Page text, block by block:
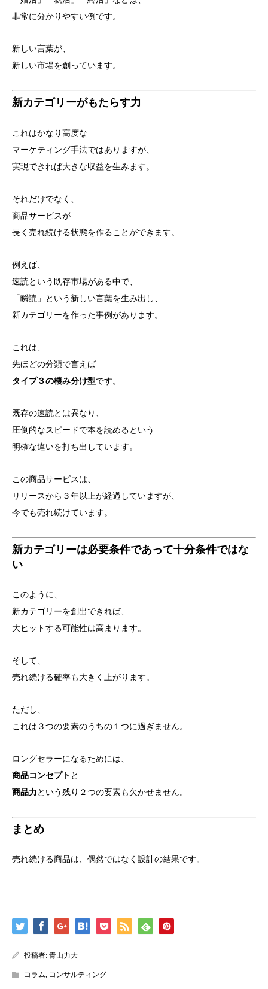
非常に分かりやすい例です。
新しい言葉が、
新しい市場を創っています。
新カテゴリーがもたらす力
これはかなり高度な
マーケティング手法ではありますが、
実現できれば大きな収益を生みます。
それだけでなく、
商品サービスが
長く売れ続ける状態を作ることができます。
例えば、
速読という既存市場がある中で、
「瞬読」という新しい言葉を生み出し、
新カテゴリーを作った事例があります。
これは、
先ほどの分類で言えば
タイプ３の棲み分け型です。
既存の速読とは異なり、
圧倒的なスピードで本を読めるという
明確な違いを打ち出しています。
この商品サービスは、
リリースから３年以上が経過していますが、
今でも売れ続けています。
新カテゴリーは必要条件であって十分条件ではな
い
このように、
新カテゴリーを創出できれば、
大ヒットする可能性は高まります。
そして、
売れ続ける確率も大きく上がります。
ただし、
これは３つの要素のうちの１つに過ぎません。
ロングセラーになるためには、
商品コンセプト と
商品力 という残り２つの要素も欠かせません。
まとめ
売れ続ける商品は、偶然ではなく設計の結果です。
投稿者: 青山力大
コラム, コンサルティング